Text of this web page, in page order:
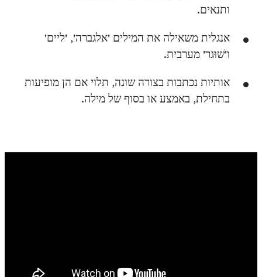
ותנאים.
אנגלית משאילה את המילים 'אלגברה', 'ליים'
ו'שׁוּגר' מערבית.
אותיות נכתבות בצורה שונה, תלוי אם הן מופיעות
בתחילת, באמצע או בסוף של מילה.